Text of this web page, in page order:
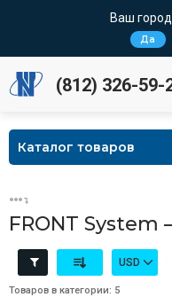
Ваш город
Да
(812) 326-59-
Каталог товаров
FRONT
USD
Товаров в категории: 5